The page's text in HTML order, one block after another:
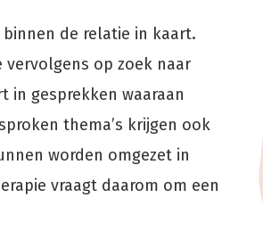
de relatie in kaart.
vervolgens op zoek naar
in gesprekken waaraan
thema’s krijgen ook
worden omgezet in
vraagt daarom om een